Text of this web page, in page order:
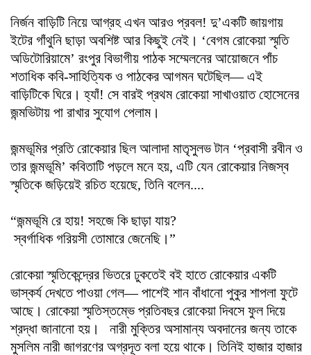
নির্জন বাড়িটি নিয়ে আগ্রহ এখন আরও প্রবল! দু’একটি জায়গায়
ইটের গাঁথুনি ছাড়া অবশিষ্ট আর কিছুই নেই। ‘বেগম রোকেয়া স্মৃতি
অডিটোরিয়ামে’ রংপুর বিভাগীয় পাঠক সম্মেলনের আয়োজনে পাঁচ
শতাধিক কবি-সাহিত্যিক ও পাঠকের আগমন ঘটেছিল— এই
বাড়িটিকে ঘিরে। হ্যাঁ! সে বার‌ই প্রথম রোকেয়া সাখাওয়াত হোসেনের
জন্মভিটায় পা রাখার সুযোগ পেলাম।
জন্মভূমির প্রতি রোকেয়ার ছিল আলাদা মাতৃসুলভ টান ‘প্রবাসী রবীন ও
তার জন্মভূমি’ কবিতাটি পড়লে মনে হয়, এটি যেন রোকেয়ার নিজস্ব
স্মৃতিকে জড়িয়েই রচিত হয়েছে, তিনি বলেন....
“জন্মভূমি রে হায়! সহজে কি ছাড়া যায়?
স্বর্গাধিক গরিয়সী তোমারে জেনেছি।”
রোকেয়া স্মৃতিকেন্দ্রের ভিতরে ঢুকতেই ব‌ই হাতে রোকেয়ার একটি
ভাস্কর্য দেখতে পাওয়া গেল— পাশেই শান বাঁধানো পুকুর শাপলা ফুটে
আছে। রোকেয়া স্মৃতিস্তম্ভে প্রতিবছর রোকেয়া দিবসে ফুল দিয়ে
শ্রদ্ধা জানানো হয়। নারী মুক্তির অসামান্য অবদানের জন্য তাকে
মুসলিম নারী জাগরণের অগ্রদূত বলা হয়ে থাকে। তিনিই হাজার হাজার